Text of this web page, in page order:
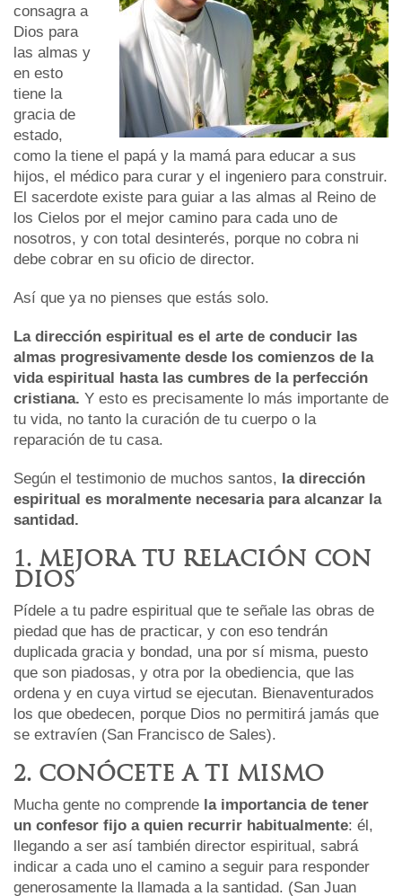
consagra a
Dios para
las almas y
en esto
tiene la
gracia de
estado,
como la tiene el papá y la mamá para educar a sus
hijos, el médico para curar y el ingeniero para construir.
El sacerdote existe para guiar a las almas al Reino de
los Cielos por el mejor camino para cada uno de
nosotros, y con total desinterés, porque no cobra ni
debe cobrar en su oficio de director.
Así que ya no pienses que estás solo.
La dirección espiritual es el arte de conducir las
almas progresivamente desde los comienzos de la
vida espiritual hasta las cumbres de la perfección
cristiana. Y esto es precisamente lo más importante de
tu vida, no tanto la curación de tu cuerpo o la
reparación de tu casa.
Según el testimonio de muchos santos, la dirección
espiritual es moralmente necesaria para alcanzar la
santidad.
1. MEJORA TU RELACIÓN CON
DIOS
Pídele a tu padre espiritual que te señale las obras de
piedad que has de practicar, y con eso tendrán
duplicada gracia y bondad, una por sí misma, puesto
que son piadosas, y otra por la obediencia, que las
ordena y en cuya virtud se ejecutan. Bienaventurados
los que obedecen, porque Dios no permitirá jamás que
se extravíen (San Francisco de Sales).
2. CONÓCETE A TI MISMO
Mucha gente no comprende la importancia de tener
un confesor fijo a quien recurrir habitualmente: él,
llegando a ser así también director espiritual, sabrá
indicar a cada uno el camino a seguir para responder
generosamente la llamada a la santidad. (San Juan